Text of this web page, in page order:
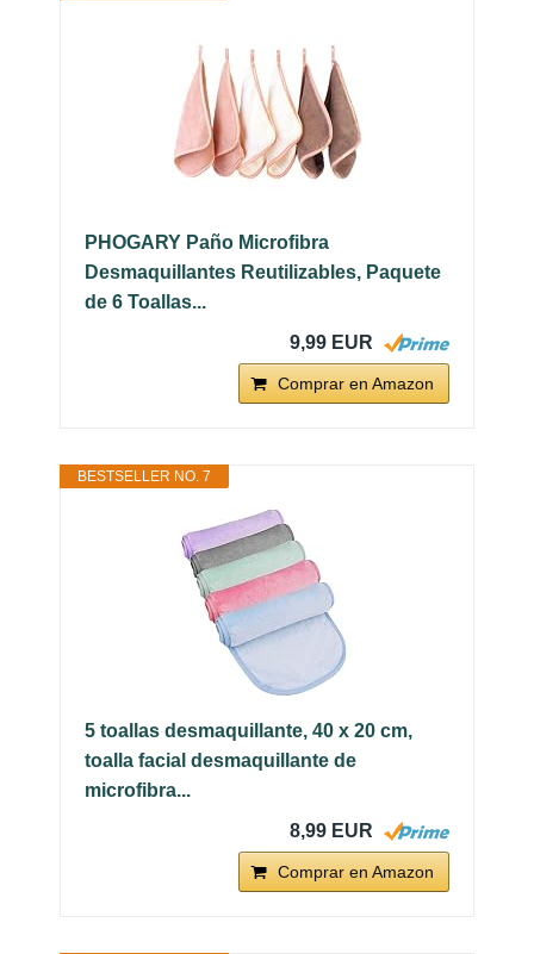
PHOGARY Paño Microfibra
Desmaquillantes Reutilizables, Paquete
de 6 Toallas...
9,99 EUR
Comprar en Amazon
BESTSELLER NO. 7
5 toallas desmaquillante, 40 x 20 cm,
toalla facial desmaquillante de
microfibra...
8,99 EUR
Comprar en Amazon